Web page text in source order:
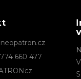
neopatron.cz
660 477